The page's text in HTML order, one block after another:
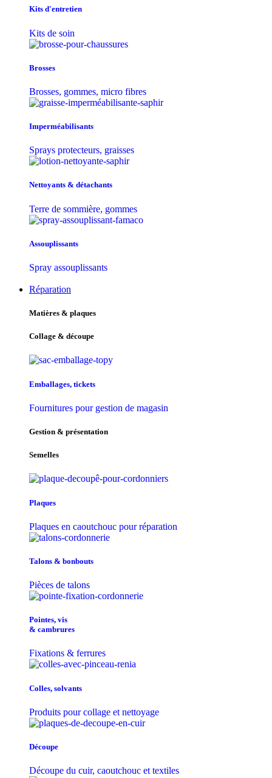
Kits d'entretien
Kits de soin
Brosses
Brosses, gommes, micro fibres
Imperméabilisants
Sprays protecteurs, graisses
Nettoyants & détachants
Terre de sommière, gommes
Assouplissants
Spray assouplissants
Réparation
Matières & plaques
Collage & découpe
Emballages, tickets
Fournitures pour gestion de magasin
Gestion & présentation
Semelles
Plaques
Plaques en caoutchouc pour réparation
Talons & bonbouts
Pièces de talons
Pointes, vis
& cambrures
Fixations & ferrures
Colles, solvants
Produits pour collage et nettoyage
Découpe
Découpe du cuir, caoutchouc et textiles